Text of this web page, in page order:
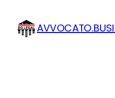
contenuto